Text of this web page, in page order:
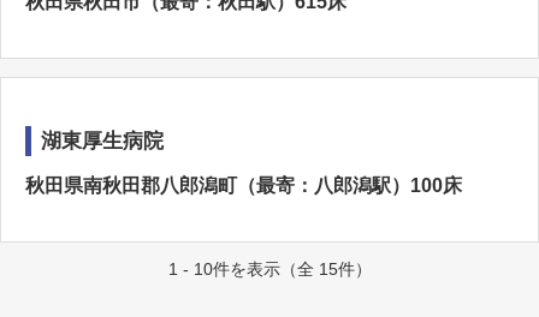
湖東厚生病院
秋田県南秋田郡八郎潟町（最寄：八郎潟駅）100床
1 - 10件を表示（全 15件）